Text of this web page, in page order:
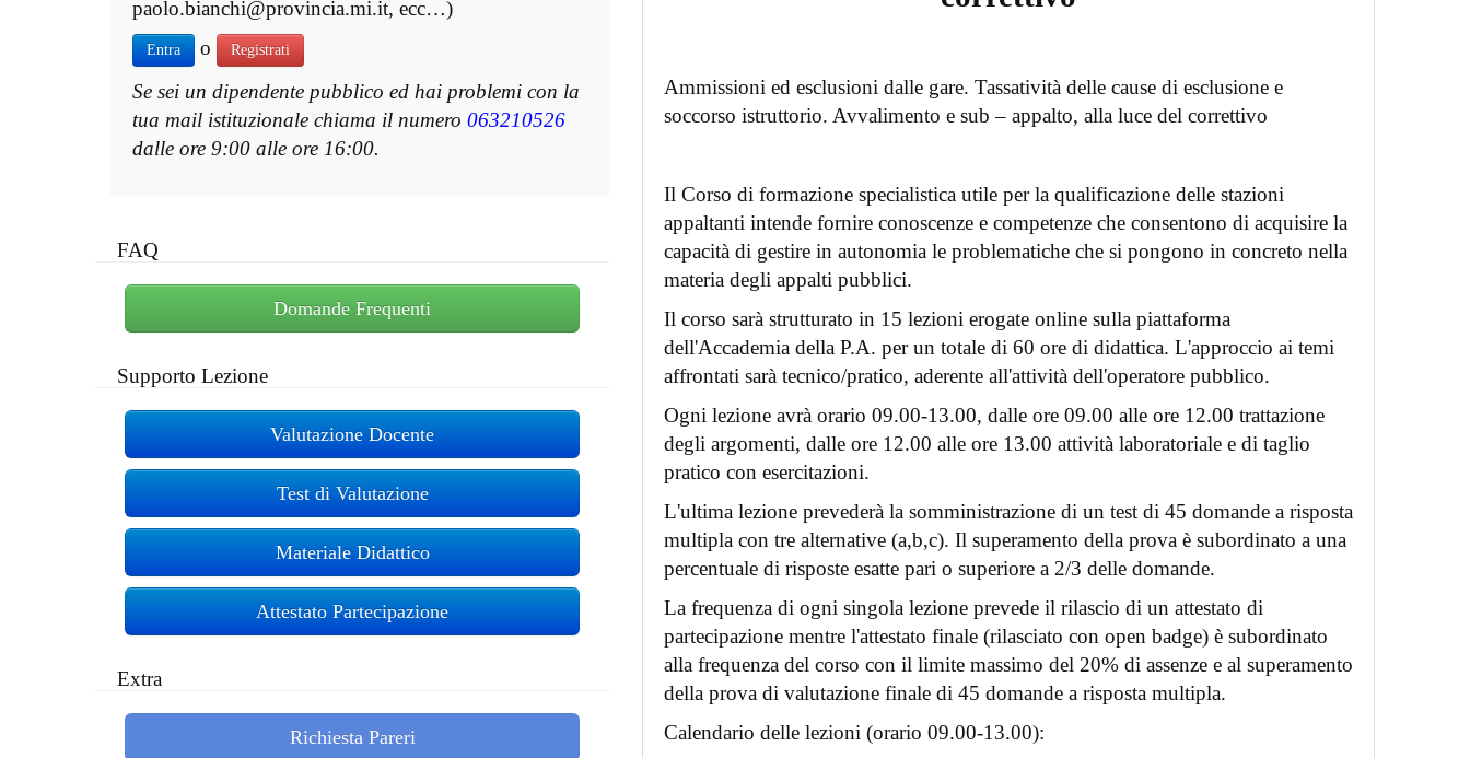
paolo.bianchi@provincia.mi.it, ecc…)
Entra o Registrati
Se sei un dipendente pubblico ed hai problemi con la
tua mail istituzionale chiama il numero 063210526
dalle ore 9:00 alle ore 16:00.
FAQ
Domande Frequenti
Supporto Lezione
Valutazione Docente
Test di Valutazione
Materiale Didattico
Attestato Partecipazione
Extra
Richiesta Pareri
Ammissioni ed esclusioni dalle gare. Tassatività delle cause di esclusione e
soccorso istruttorio. Avvalimento e sub – appalto, alla luce del correttivo
Il Corso di formazione specialistica utile per la qualificazione delle stazioni
appaltanti intende fornire conoscenze e competenze che consentono di acquisire la
capacità di gestire in autonomia le problematiche che si pongono in concreto nella
materia degli appalti pubblici.
Il corso sarà strutturato in 15 lezioni erogate online sulla piattaforma
dell'Accademia della P.A. per un totale di 60 ore di didattica. L'approccio ai temi
affrontati sarà tecnico/pratico, aderente all'attività dell'operatore pubblico.
Ogni lezione avrà orario 09.00-13.00, dalle ore 09.00 alle ore 12.00 trattazione
degli argomenti, dalle ore 12.00 alle ore 13.00 attività laboratoriale e di taglio
pratico con esercitazioni.
L'ultima lezione prevederà la somministrazione di un test di 45 domande a risposta
multipla con tre alternative (a,b,c). Il superamento della prova è subordinato a una
percentuale di risposte esatte pari o superiore a 2/3 delle domande.
La frequenza di ogni singola lezione prevede il rilascio di un attestato di
partecipazione mentre l'attestato finale (rilasciato con open badge) è subordinato
alla frequenza del corso con il limite massimo del 20% di assenze e al superamento
della prova di valutazione finale di 45 domande a risposta multipla.
Calendario delle lezioni (orario 09.00-13.00):